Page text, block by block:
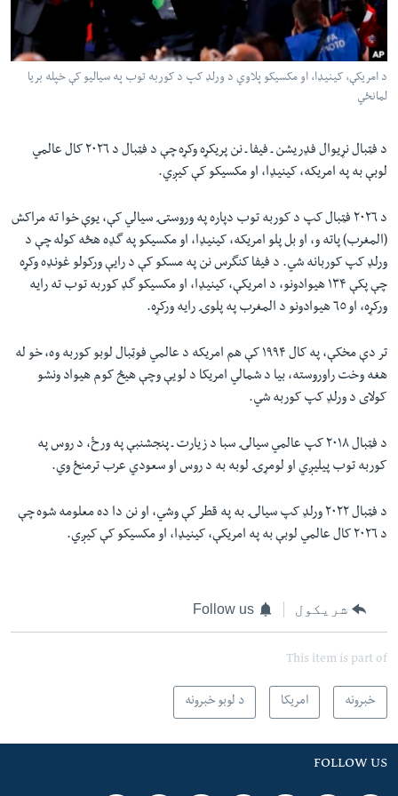
مخکې
مرکزي
لټون
واوړئ
اداریه
Learning English
د امریکې، کینیډا، او مکسیکو پلاوي د ورلډ کپ د کوربه توب په سیالیو کې خپله بریا
لمانځي
د فټبال نړیوال فډریشن ـ فیفا ـ نن پریکړه وکړه چې د فټبال د ٢٠٢٦ کال عالمي
لوبې به په امریکه، کینیډا، او مکسیکو کې کیږي.
د ٢٠٢٦ فټبال کپ د کوربه توب دپاره په وروستۍ سیالي کې، یوې خوا ته مراکش
(المغرب) پاته و، او بل پلو امریکه، کینیډا، او مکسیکو په گډه هڅه کوله چې د
ورلډ کپ کوربانه شي. د فیفا کنگرس نن په مسکو کې د رایې ورکولو غونډه وکړه
چې پکې ١٣۴ هیوادونو، د امریکې، کینیډا، او مکسیکو گډ کوربه توب ته رایه
ورکړه، او ٦٥ هیوادونو د المغرب په پلوۍ رایه ورکړه.
تر دې مخکې، په کال ١٩٩۴ کې هم امریکه د عالمي فوټبال لوبو کوربه وه، خو له
هغه وخت راوروسته، بیا د شمالي امریکا د لویې وچې هیڅ کوم هیواد ونشو
کولای د ورلډ کپ کوربه شي.
د فټبال ٢٠١٨ کپ عالمي سیالۍ سبا د زیارت ـ پنجشنبې په ورځ، د روس په
کوربه توب پیلیږي او لومړۍ لوبه به د روس او سعودي عرب ترمنځ وي.
د فټبال ٢٠٢٢ ورلډ کپ سیالۍ به په قطر کې وشي، او نن دا ده معلومه شوه چې
د ٢٠٢٦ کال عالمي لوبې به په امریکې، کینیډا، او مکسیکو کې کیږي.
شریکول Follow us
This item is part of
خبرونه امریکا د لوبو خبرونه
FOLLOW US